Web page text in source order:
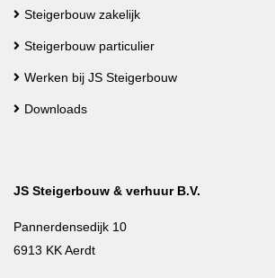
Steigerbouw zakelijk
Steigerbouw particulier
Werken bij JS Steigerbouw
Downloads
JS Steigerbouw & verhuur B.V.
Pannerdensedijk 10
6913 KK Aerdt